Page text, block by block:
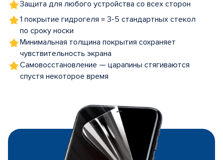
Защита для любого устройства со всех сторон
1 покрытие гидрогеля = 3-5 стандартных стекол
по сроку носки
Минимальная толщина покрытия сохраняет
чувствительность экрана
Самовосстановление — царапины стягиваются
спустя некоторое время